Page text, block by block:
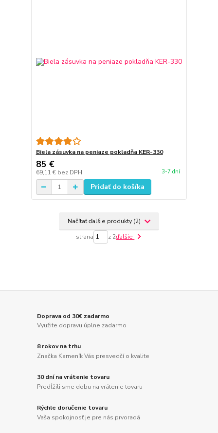
Biela zásuvka na peniaze pokladňa KER-330
85 €
69,11 € bez DPH 3-7 dní
Pridať do košíka
Načítať ďalšie produkty (2)
strana z 2ďalšie
Doprava od 30€ zadarmo
Využite dopravu úplne zadarmo
8 rokov na trhu
Značka Kameník Vás presvedčí o kvalite
30 dní na vrátenie tovaru
Predĺžili sme dobu na vrátenie tovaru
Rýchle doručenie tovaru
Vaša spokojnosť je pre nás prvoradá